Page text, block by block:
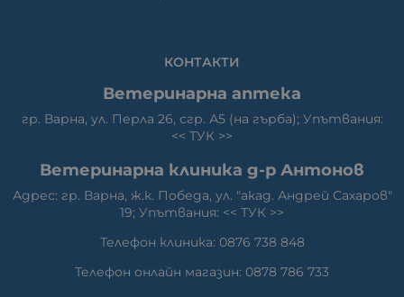
КОНТАКТИ
Ветеринарна аптека
гр. Варна, ул. Перла 26, сгр. А5 (на гърба); Упътвания:
<< ТУК >>
Ветеринарна клиника д-р Антонов
Адрес: гр. Варна, ж.к. Победа, ул. "акад. Андрей Сахаров"
19; Упътвания: << ТУК >>
Телефон клиника: 0876 738 848
Телефон онлайн магазин: 0878 786 733